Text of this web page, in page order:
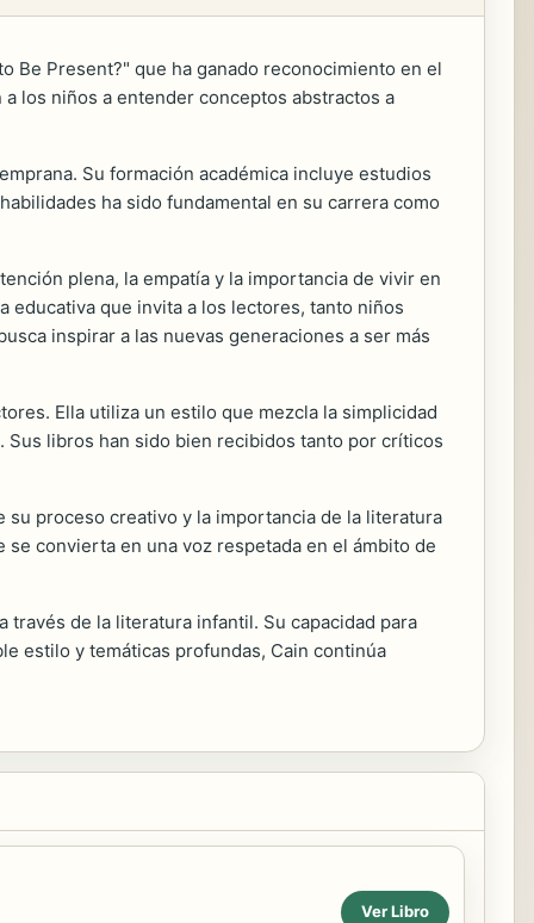
Be Present?" que ha ganado reconocimiento en el
los niños a entender conceptos abstractos a
Su formación académica incluye estudios
ha sido fundamental en su carrera como
plena, la empatía y la importancia de vivir en
educativa que invita a los lectores, tanto niños
inspirar a las nuevas generaciones a ser más
Ella utiliza un estilo que mezcla la simplicidad
libros han sido bien recibidos tanto por críticos
proceso creativo y la importancia de la literatura
convierta en una voz respetada en el ámbito de
de la literatura infantil. Su capacidad para
estilo y temáticas profundas, Cain continúa
Ver Libro